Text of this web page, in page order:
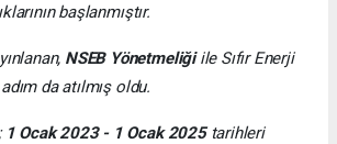
başlanmıştır.
NSEB Yönetmeliğiile Sıfır Enerji
da atılmış oldu.
1 Ocak 2023 - 1 Ocak 2025 tarihleri